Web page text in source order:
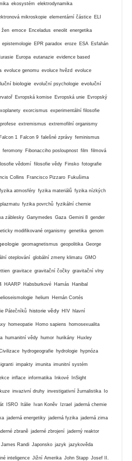
ekosystém elektrodynamika
mikroskopie elementární částice ELI
žen emoce Enceladus eneolit energetika
epistemologie EPR paradox eroze ESA Esfahán
Europa eutanazie evidence based
evoluce genomu evoluce hvězd evoluce
biologie evoluční psychologie evoluční
Evropská komise Evropská unie Evropský
exorcismus experimentální filosofie
extremismus extremofilní organismy
Falcon 1 Falcon 9 falešné zprávy feminismus
feromony Fibonacciho posloupnost film filmová
vědomí filosofie vědy Finsko fotografie
Collins Francisco Pizzaro Fukušima
fyzika atmosféry fyzika materiálů fyzika nízkých
fyzika povrchů fyzikální chemie
záblesky Ganymedes Gaza Gemini 8 gender
modifikované organismy genetika genom
geomagnetismus geopolitika George
oteplování globální zmeny klimatu GMO
gravitace gravitační čočky gravitační vlny
HAARP Habsburkové Hamás Hanibal
helium Hernán Cortés
Pátečníků historie vědy HIV hlavní
homeopatie Homo sapiens homosexualita
humanitní vědy humor hurikány Huxley
hydrogeografie hydrologie hypnóza
impakty imunita imunitní systém
inflace informatika Inkové InSight
invazivní druhy investigativní žurnalistika Io
ISRO Itálie Ivan Koněv Izrael jaderná chemie
jaderná energetiky jaderná fyzika jaderná zima
zbraně jaderné zbrojení jaderný reaktor
James Randi Japonsko jazyk jazykověda
inteligence Jižní Amerika John Stapp Josef II.